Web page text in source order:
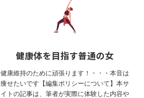
健康体を目指す普通の女
健康維持のために頑張ります！・・・本音は
痩せたいです【編集ポリシーについて】本サ
イトの記事は、筆者が実際に体験した内容や